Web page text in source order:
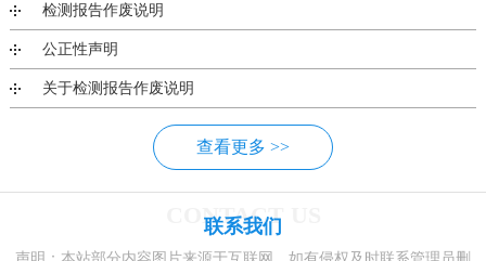
检测报告作废说明
公正性声明
关于检测报告作废说明
查看更多 >>
CONTACT US
联系我们